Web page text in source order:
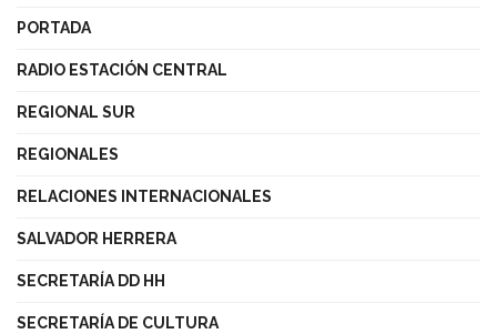
PORTADA
RADIO ESTACIÓN CENTRAL
REGIONAL SUR
REGIONALES
RELACIONES INTERNACIONALES
SALVADOR HERRERA
SECRETARÍA DD HH
SECRETARÍA DE CULTURA